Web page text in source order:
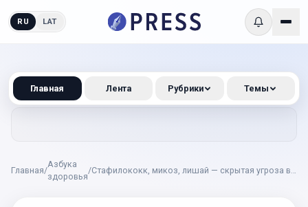
RU LAT
Главная/
Азбука
здоровья
/Стафилококк, микоз, лишай — скрытая угроза в
Главная Лента Рубрики Темы